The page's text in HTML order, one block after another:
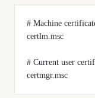
# Machine
certlm.msc
# Current user
certmgr.msc